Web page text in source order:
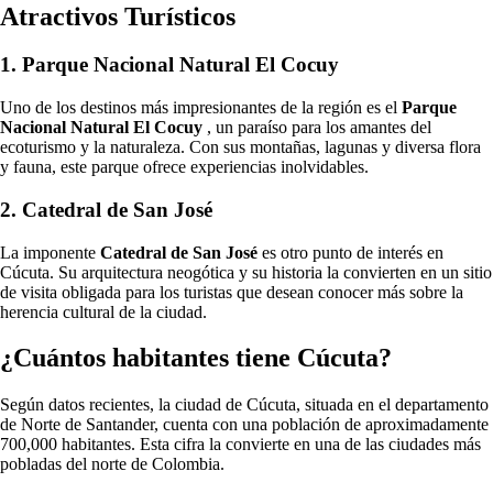
Atractivos Turísticos
1. Parque Nacional Natural El Cocuy
Uno de los destinos más impresionantes de la región es el Parque
Nacional Natural El Cocuy , un paraíso para los amantes del
ecoturismo y la naturaleza. Con sus montañas, lagunas y diversa flora
y fauna, este parque ofrece experiencias inolvidables.
2. Catedral de San José
La imponente Catedral de San José es otro punto de interés en
Cúcuta. Su arquitectura neogótica y su historia la convierten en un sitio
de visita obligada para los turistas que desean conocer más sobre la
herencia cultural de la ciudad.
¿Cuántos habitantes tiene Cúcuta?
Según datos recientes, la ciudad de Cúcuta, situada en el departamento
de Norte de Santander, cuenta con una población de aproximadamente
700,000 habitantes. Esta cifra la convierte en una de las ciudades más
pobladas del norte de Colombia.